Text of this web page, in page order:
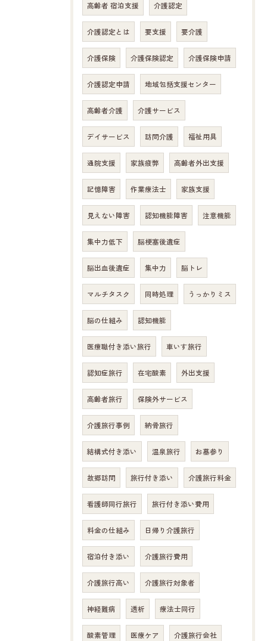
高齢者 宿泊支援 介護認定
介護認定とは 要支援 要介護
介護保険 介護保険認定 介護保険申請
介護認定申請 地域包括支援センター
高齢者介護 介護サービス
デイサービス 訪問介護 福祉用具
通院支援 家族疲弊 高齢者外出支援
記憶障害 作業療法士 家族支援
見えない障害 認知機能障害 注意機能
集中力低下 脳梗塞後遺症
脳出血後遺症 集中力 脳トレ
マルチタスク 同時処理 うっかりミス
脳の仕組み 認知機能
医療職付き添い旅行 車いす旅行
認知症旅行 在宅酸素 外出支援
高齢者旅行 保険外サービス
介護旅行事例 納骨旅行
結構式付き添い 温泉旅行 お墓参り
故郷訪問 旅行付き添い 介護旅行料金
看護師同行旅行 旅行付き添い費用
料金の仕組み 日帰り介護旅行
宿泊付き添い 介護旅行費用
介護旅行高い 介護旅行対象者
神経難病 透析 療法士同行
酸素管理 医療ケア 介護旅行会社
お問い合わせはこちら